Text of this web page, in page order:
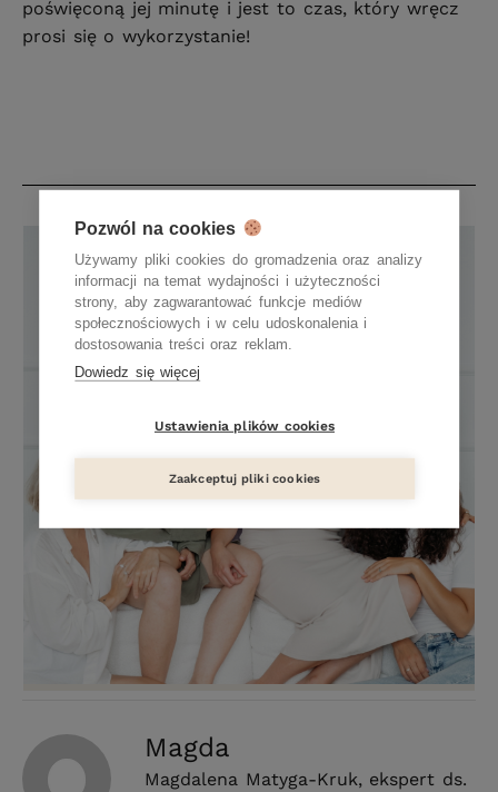
poświęconą jej minutę i jest to czas, który wręcz
prosi się o wykorzystanie!
Magda
Magdalena Matyga-Kruk, ekspert ds.
Pozwól na cookies
Używamy pliki cookies do gromadzenia oraz analizy
informacji na temat wydajności i użyteczności
strony, aby zagwarantować funkcje mediów
społecznościowych i w celu udoskonalenia i
dostosowania treści oraz reklam.
Dowiedz się więcej
Ustawienia plików cookies
Zaakceptuj pliki cookies